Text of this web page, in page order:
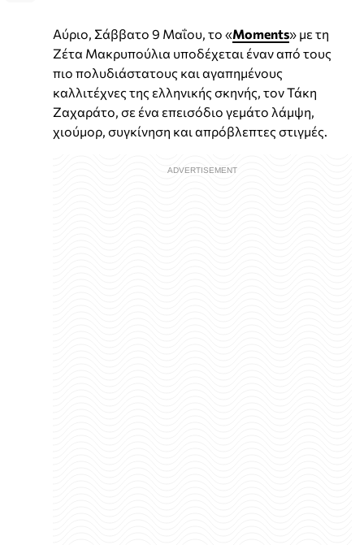
Αύριο, Σάββατο 9 Μαΐου, το «Moments» με τη
Ζέτα Μακρυπούλια υποδέχεται έναν από τους
πιο πολυδιάστατους και αγαπημένους
καλλιτέχνες της ελληνικής σκηνής, τον Τάκη
Ζαχαράτο, σε ένα επεισόδιο γεμάτο λάμψη,
χιούμορ, συγκίνηση και απρόβλεπτες στιγμές.